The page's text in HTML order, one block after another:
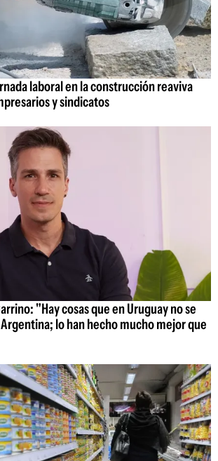
laboral en la construcción reaviva
y sindicatos
"Hay cosas que en Uruguay no se
lo han hecho mucho mejor que